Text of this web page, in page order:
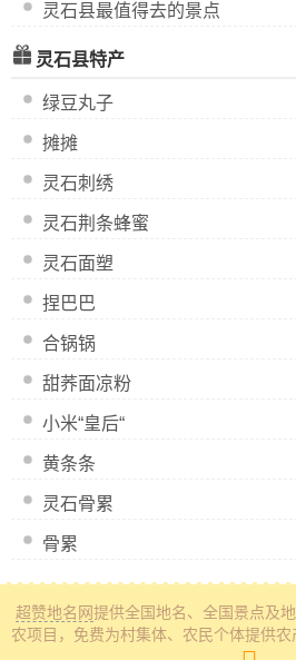
灵石县最值得去的景点
灵石县特产
绿豆丸子
摊摊
灵石刺绣
灵石荆条蜂蜜
灵石面塑
捏巴巴
合锅锅
甜荞面凉粉
小米“皇后“
黄条条
灵石骨累
骨累
超赞地名网提供全国地名、全国景点及
农项目，免费为村集体、农民个体提供农